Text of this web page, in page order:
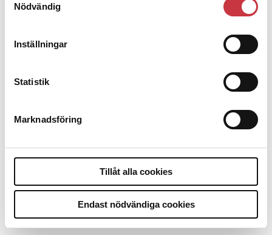
Nödvändig
Inställningar
Statistik
Marknadsföring
Tillåt alla cookies
Endast nödvändiga cookies
Det är inte evidenskrav som
bakbinder polisen
7 juli 2026
Debatt:Med för höga krav på evidens
kan polisen inte göra något alls